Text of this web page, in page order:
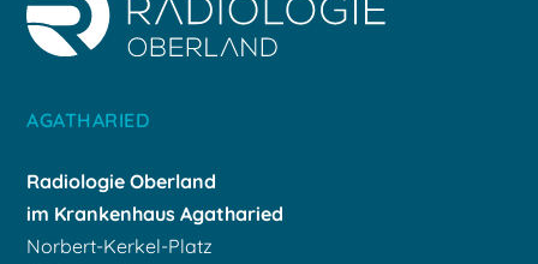
AGATHARIED
Radiologie Oberland
im Krankenhaus Agatharied
Norbert-Kerkel-Platz